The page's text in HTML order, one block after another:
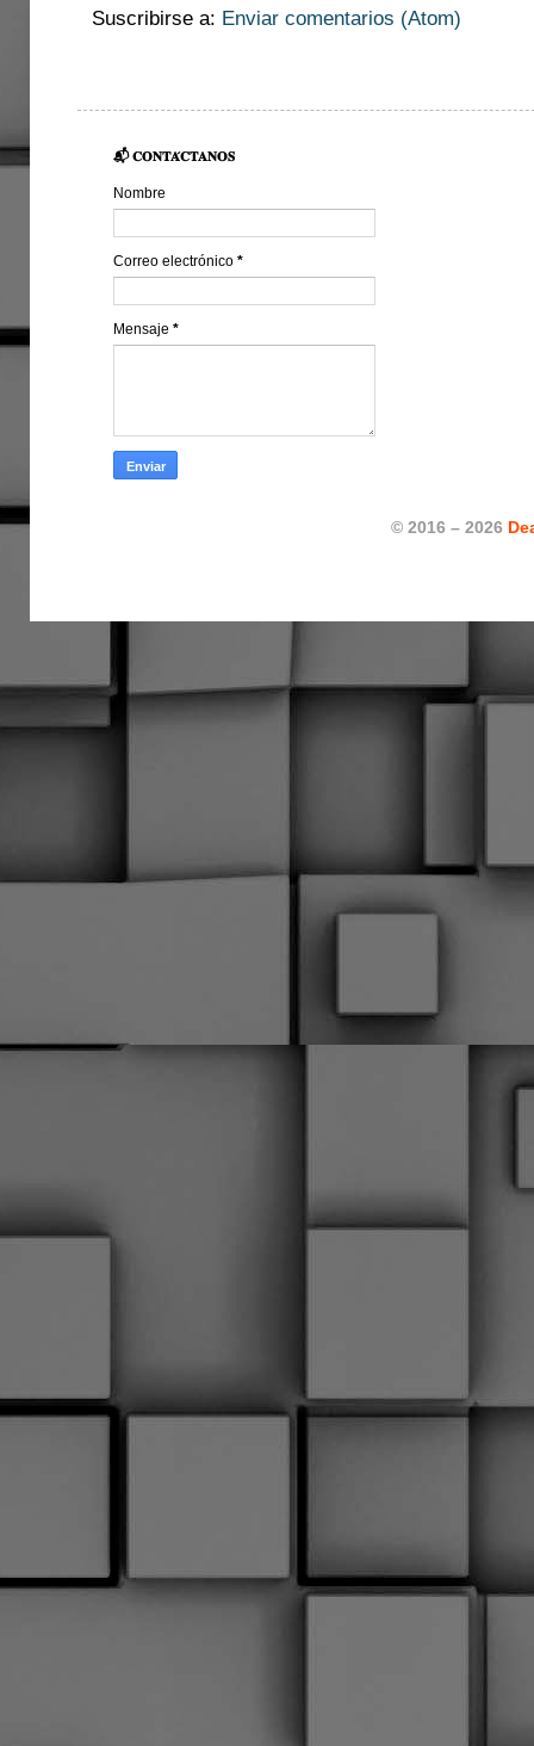
Suscribirse a: Enviar comentarios (Atom)
📬 𝐂𝐎𝐍𝐓𝐀́𝐂𝐓𝐀𝐍𝐎𝐒
Nombre
Correo electrónico *
Mensaje *
© 2016 – 2026